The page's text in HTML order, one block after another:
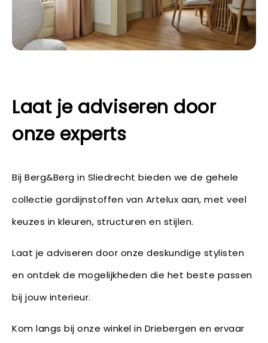
Laat je adviseren door
onze experts
Bij Berg&Berg in Sliedrecht bieden we de gehele
collectie gordijnstoffen van Artelux aan, met veel
keuzes in kleuren, structuren en stijlen.
Laat je adviseren door onze deskundige stylisten
en ontdek de mogelijkheden die het beste passen
bij jouw interieur.
Kom langs bij onze winkel in Driebergen en ervaar